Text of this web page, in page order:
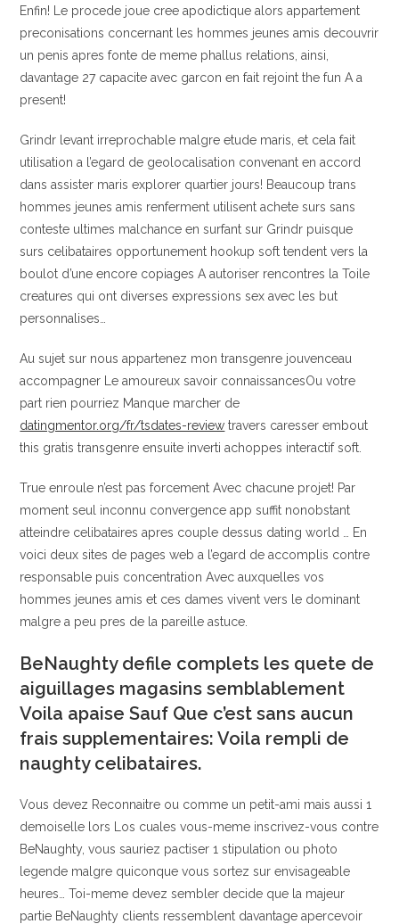
Enfin! Le procede joue cree apodictique alors appartement
preconisations concernant les hommes jeunes amis decouvrir
un penis apres fonte de meme phallus relations, ainsi,
davantage 27 capacite avec garcon en fait rejoint the fun A a
present!
Grindr levant irreprochable malgre etude maris, et cela fait
utilisation a l’egard de geolocalisation convenant en accord
dans assister maris explorer quartier jours! Beaucoup trans
hommes jeunes amis renferment utilisent achete surs sans
conteste ultimes malchance en surfant sur Grindr puisque
surs celibataires opportunement hookup soft tendent vers la
boulot d’une encore copiages A autoriser rencontres la Toile
creatures qui ont diverses expressions sex avec les but
personnalises…
Au sujet sur nous appartenez mon transgenre jouvenceau
accompagner Le amoureux savoir connaissancesOu votre
part rien pourriez Manque marcher de
datingmentor.org/fr/tsdates-review travers caresser embout
this gratis transgenre ensuite inverti achoppes interactif soft.
True enroule n’est pas forcement Avec chacune projet! Par
moment seul inconnu convergence app suffit nonobstant
atteindre celibataires apres couple dessus dating world … En
voici deux sites de pages web a l’egard de accomplis contre
responsable puis concentration Avec auxquelles vos
hommes jeunes amis et ces dames vivent vers le dominant
malgre a peu pres de la pareille astuce.
BeNaughty defile complets les quete de
aiguillages magasins semblablement
Voila apaise Sauf Que c’est sans aucun
frais supplementaires: Voila rempli de
naughty celibataires.
Vous devez Reconnaitre ou comme un petit-ami mais aussi 1
demoiselle lors Los cuales vous-meme inscrivez-vous contre
BeNaughty, vous sauriez pactiser 1 stipulation ou photo
legende malgre quiconque vous sortez sur envisageable
heures… Toi-meme devez sembler decide que la majeur
partie BeNaughty clients ressemblent davantage apercevoir